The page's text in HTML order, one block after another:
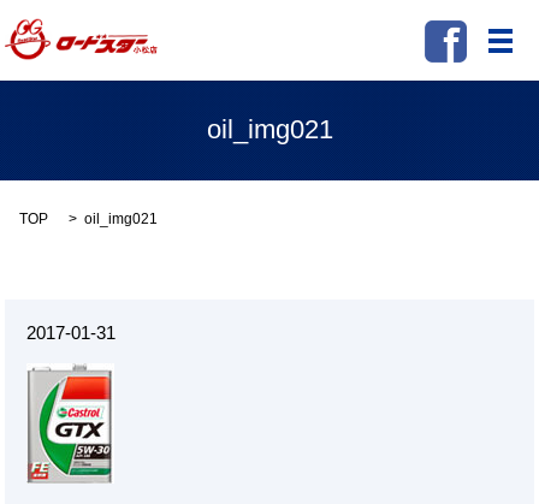
メ
oil_img021
TOP oil_img021
2017-01-31